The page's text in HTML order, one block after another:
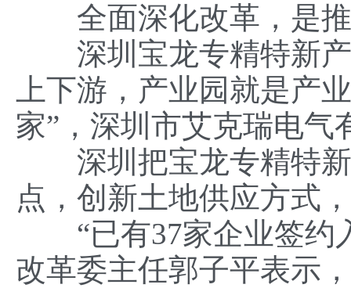
全面深化改革，是推
深圳宝龙专精特新产
上下游，产业园就是产
家”，深圳市艾克瑞电
深圳把宝龙专精特新
点，创新土地供应方式
“已有37家企业签约
改革委主任郭子平表示